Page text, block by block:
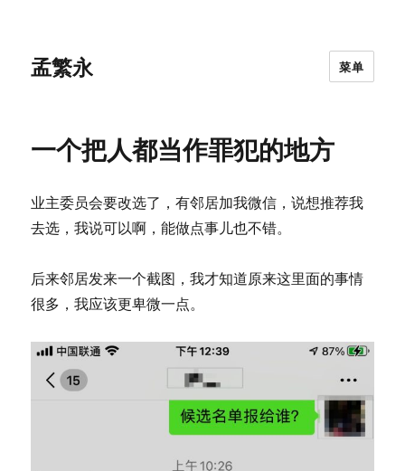
孟繁永 菜单
一个把人都当作罪犯的地方
业主委员会要改选了，有邻居加我微信，说想推荐我
去选，我说可以啊，能做点事儿也不错。
后来邻居发来一个截图，我才知道原来这里面的事情
很多，我应该更卑微一点。